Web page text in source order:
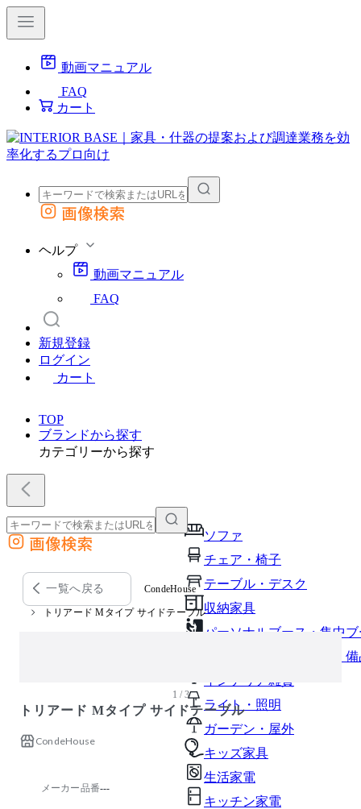
動画マニュアル
FAQ
カート
外部サイトの商品をカートに追加
画像検索
ヘルプ
動画マニュアル
FAQ
新規登録
ログイン
カート
TOP
ブランドから探す
カテゴリーから探す
ソファ
チェア・椅子
テーブル・デスク
収納家具
パーソナルブース・集中
オフィスアクセサリー・
インテリア雑貨
ライト・照明
ガーデン・屋外
キッズ家具
生活家電
キッチン家電
外部サイトの商品をカートに追加
他のサイトで見つけた商品ページのURLを貼り付けて、カートに追加できます
画像検索
一覧へ戻る CondeHouse
トリアード Mタイプ サイドテーブル
1 / 3
トリアード Mタイプ サイドテーブル
CondeHouse
メーカー品番---